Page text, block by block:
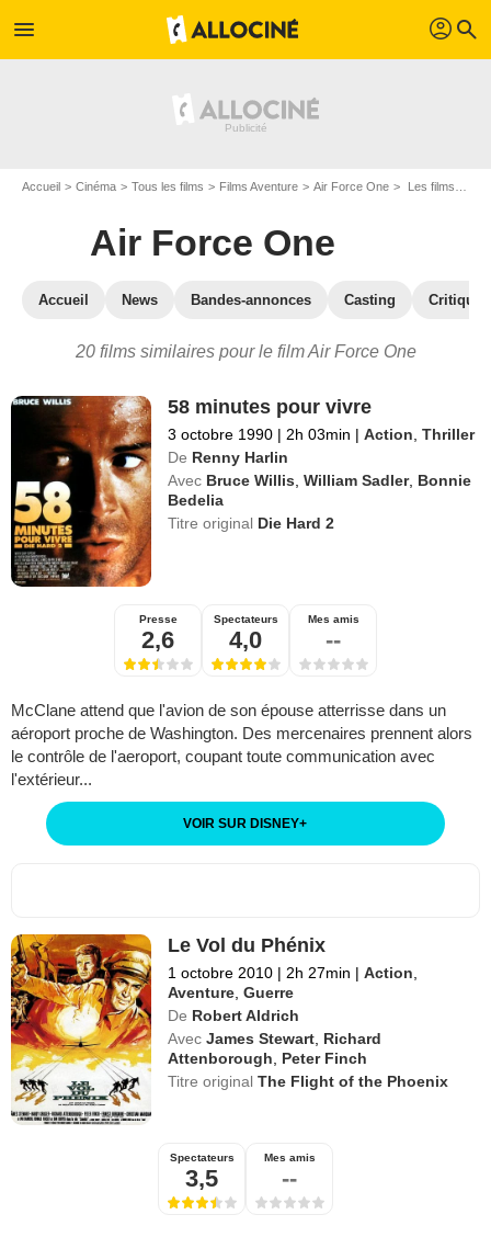
menu profil search
Accueil Cinéma Tous les films Films Aventure Air Force One Les films similaires à "Air Force One"
Air Force One
Accueil News Bandes-annonces Casting
20 films similaires pour le film Air Force One
58 minutes pour vivre
3 octobre 1990 | 2h 03min | Action ,Thriller
De Renny Harlin
Avec Bruce Willis ,William Sadler, Bonnie
Bedelia
Titre original Die Hard 2
Presse
2,6
Spectateurs
4,0
Mes amis
--
McClane attend que l'avion de son épouse atterrisse dans un
aéroport proche de Washington. Des mercenaires prennent alors
le contrôle de l'aeroport, coupant toute communication avec
l'extérieur...
VOIR SUR DISNEY+
Le Vol du Phénix
1 octobre 2010 | 2h 27min | Action
Aventure ,Guerre
De Robert Aldrich
Avec James Stewart Richard
Attenborough
Peter Finch
Titre originalThe Flight of the Phoenix
Spectateurs
3,5
Mes amis
--